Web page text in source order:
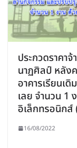
ประกวดราคา
นาฏศิลป์ หลัง
อาคารเรียนเ
เลย จำนวน 1
อิเล็กทรอนิก
16/08/2022